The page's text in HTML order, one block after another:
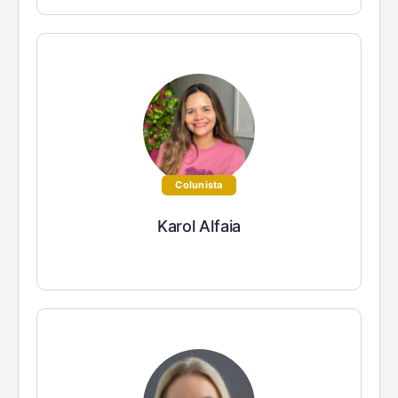
Colunista
Karol Alfaia